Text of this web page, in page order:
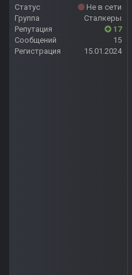
Статус
Не в сети
Группа
Сталкеры
Репутация
17
Сообщений
15
Регистрация
15.01.2024